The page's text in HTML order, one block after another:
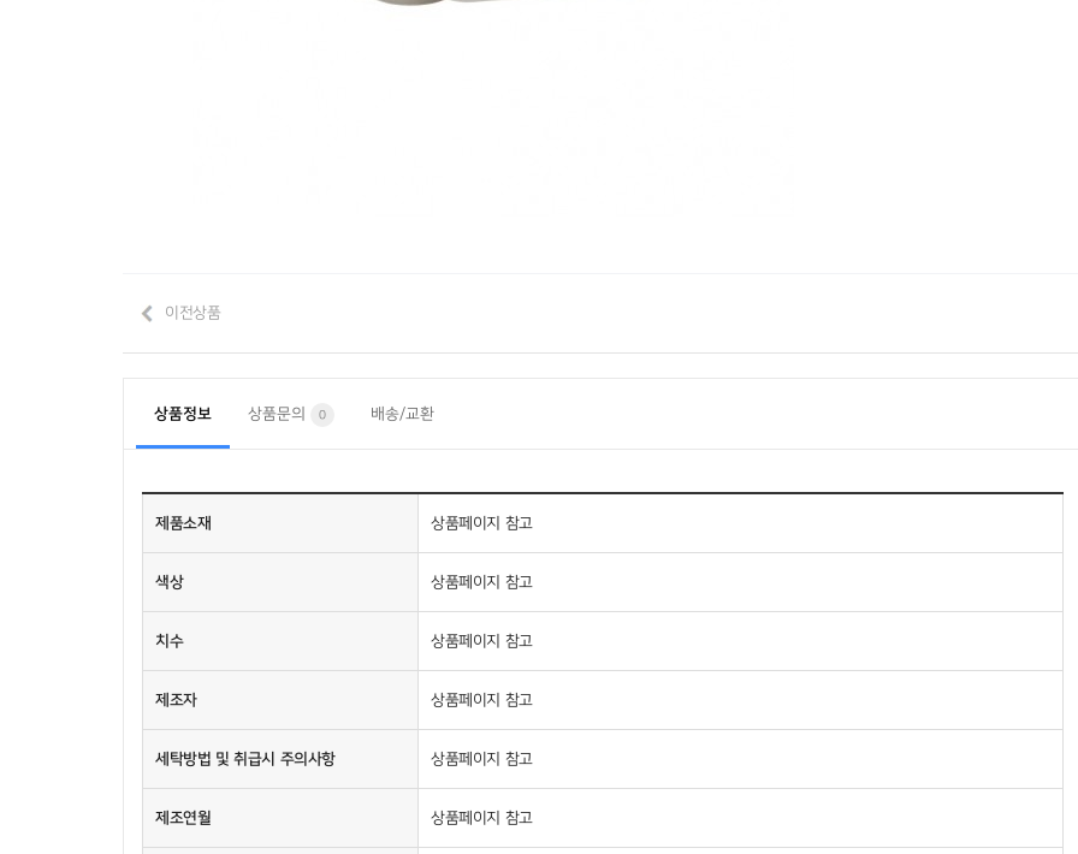
이전상품
상품정보 상품문의 0 배송/교환
제품소재 상품페이지 참고
색상 상품페이지 참고
치수 상품페이지 참고
제조자 상품페이지 참고
세탁방법 및 취급시 주의사항 상품페이지 참고
제조연월 상품페이지 참고